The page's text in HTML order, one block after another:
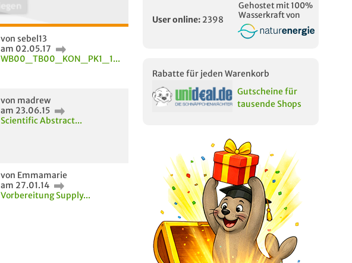
von sebel13
am 02.05.17
WB00_TB00_KON_PK1_1...
von madrew
am 23.06.15
Scientific Abstract...
von Emmamarie
am 27.01.14
Vorbereitung Supply...
User online: 2398
Gehostet mit 100%
Wasserkraft von
Rabatte für jeden Warenkorb
Gutscheine für
tausende Shops